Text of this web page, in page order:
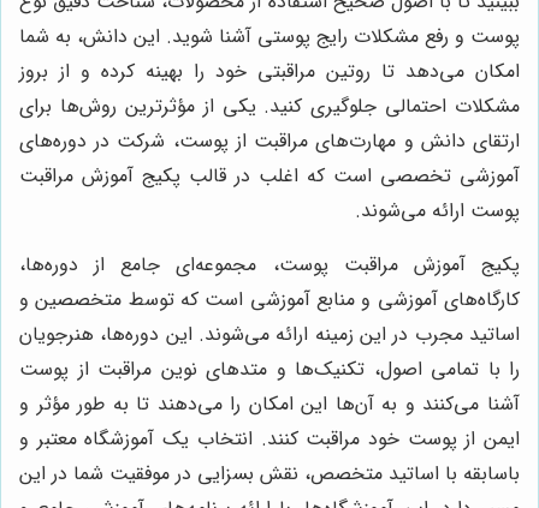
پوست و رفع مشکلات رایج پوستی آشنا شوید. این دانش، به شما
امکان می‌دهد تا روتین مراقبتی خود را بهینه کرده و از بروز
مشکلات احتمالی جلوگیری کنید. یکی از مؤثرترین روش‌ها برای
ارتقای دانش و مهارت‌های مراقبت از پوست، شرکت در دوره‌های
آموزشی تخصصی است که اغلب در قالب پکیج آموزش مراقبت
پوست ارائه می‌شوند.
پکیج آموزش مراقبت پوست، مجموعه‌ای جامع از دوره‌ها،
کارگاه‌های آموزشی و منابع آموزشی است که توسط متخصصین و
اساتید مجرب در این زمینه ارائه می‌شوند. این دوره‌ها، هنرجویان
را با تمامی اصول، تکنیک‌ها و متدهای نوین مراقبت از پوست
آشنا می‌کنند و به آن‌ها این امکان را می‌دهند تا به طور مؤثر و
ایمن از پوست خود مراقبت کنند. انتخاب یک آموزشگاه معتبر و
باسابقه با اساتید متخصص، نقش بسزایی در موفقیت شما در این